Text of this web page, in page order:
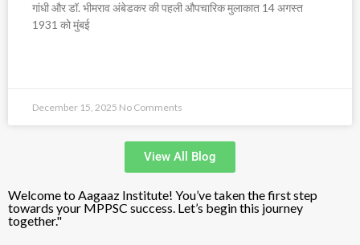
गांधी और डॉ. भीमराव अंबेडकर की पहली औपचारिक मुलाकात 14 अगस्त
1931 को मुंबई
December 15, 2025 No Comments
View All Blog
Welcome to Aagaaz Institute! You’ve taken the first step
towards your MPPSC success. Let’s begin this journey
together."